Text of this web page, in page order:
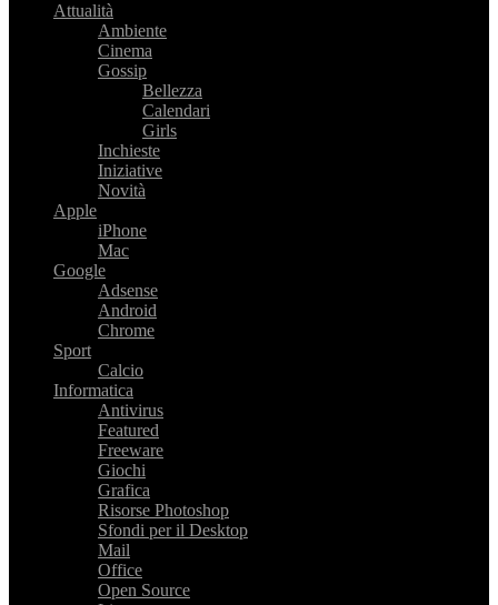
Attualità
Ambiente
Cinema
Gossip
Bellezza
Calendari
Girls
Inchieste
Iniziative
Novità
Apple
iPhone
Mac
Google
Adsense
Android
Chrome
Sport
Calcio
Informatica
Antivirus
Featured
Freeware
Giochi
Grafica
Risorse Photoshop
Sfondi per il Desktop
Mail
Office
Open Source